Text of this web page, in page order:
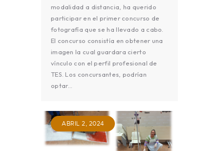
modalidad a distancia, ha querido
participar en el primer concurso de
fotografía que se ha llevado a cabo.
El concurso consistía en obtener una
imagen la cual guardara cierto
vínculo con el perfil profesional de
TES. Los concursantes, podrían
optar…
ABRIL 2, 2024